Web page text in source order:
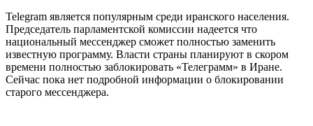
Telegram является популярным среди иранского населения.
Председатель парламентской комиссии надеется что
национальный мессенджер сможет полностью заменить
известную программу. Власти страны планируют в скором
времени полностью заблокировать «Телеграмм» в Иране.
Сейчас пока нет подробной информации о блокировании
старого мессенджера.